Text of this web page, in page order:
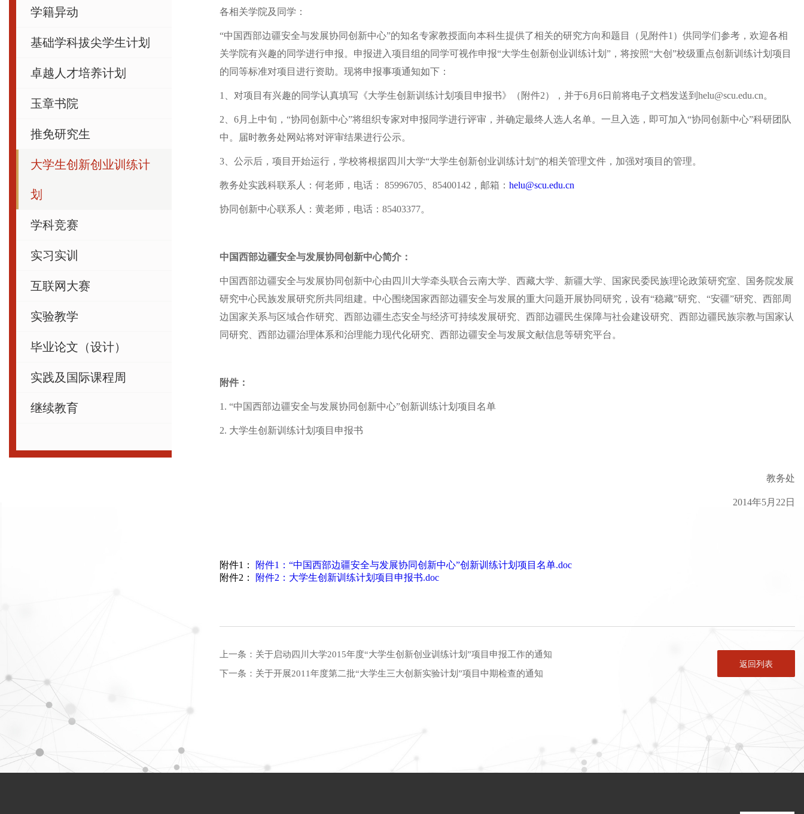
学籍异动
基础学科拔尖学生计划
卓越人才培养计划
玉章书院
推免研究生
大学生创新创业训练计
划
学科竞赛
实习实训
互联网大赛
实验教学
毕业论文（设计）
实践及国际课程周
继续教育
各相关学院及同学：
“中国西部边疆安全与发展协同创新中心”的知名专家教授面向本科生提供了相关的研究方向和题目（见附件1）供同学们参考，欢迎各相
关学院有兴趣的同学进行申报。申报进入项目组的同学可视作申报“大学生创新创业训练计划”，将按照“大创”校级重点创新训练计划项目
的同等标准对项目进行资助。现将申报事项通知如下：
1、对项目有兴趣的同学认真填写《大学生创新训练计划项目申报书》（附件2），并于6月6日前将电子文档发送到helu@scu.edu.cn。
2、6月上中旬，“协同创新中心”将组织专家对申报同学进行评审，并确定最终人选人名单。一旦入选，即可加入“协同创新中心”科研团队
中。届时教务处网站将对评审结果进行公示。
3、公示后，项目开始运行，学校将根据四川大学“大学生创新创业训练计划”的相关管理文件，加强对项目的管理。
教务处实践科联系人：何老师，电话： 85996705、85400142，邮箱： helu@scu.edu.cn
协同创新中心联系人：黄老师，电话：85403377。
中国西部边疆安全与发展协同创新中心简介：
中国西部边疆安全与发展协同创新中心由四川大学牵头联合云南大学、西藏大学、新疆大学、国家民委民族理论政策研究室、国务院发展
研究中心民族发展研究所共同组建。中心围绕国家西部边疆安全与发展的重大问题开展协同研究，设有“稳藏”研究、“安疆”研究、西部周
边国家关系与区域合作研究、西部边疆生态安全与经济可持续发展研究、西部边疆民生保障与社会建设研究、西部边疆民族宗教与国家认
同研究、西部边疆治理体系和治理能力现代化研究、西部边疆安全与发展文献信息等研究平台。
附件：
1. “中国西部边疆安全与发展协同创新中心”创新训练计划项目名单
2. 大学生创新训练计划项目申报书
教务处
2014年5月22日
附件1：
附件1：“中国西部边疆安全与发展协同创新中心”创新训练计划项目名单.doc
附件2：
附件2：大学生创新训练计划项目申报书.doc
上一条： 关于启动四川大学2015年度“大学生创新创业训练计划”项目申报工作的通知
下一条： 关于开展2011年度第二批“大学生三大创新实验计划”项目中期检查的通知
返回列表